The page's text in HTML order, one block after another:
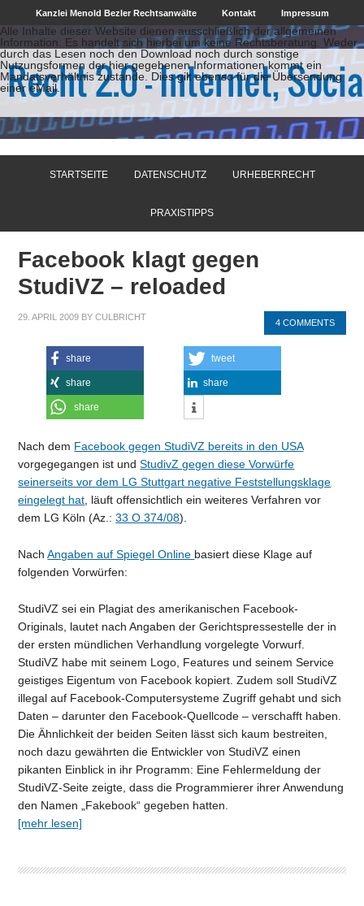
Kanzlei Menold Bezler Rechtsanwälte Kontakt Impressum
Alle Inhalte dieser Website dienen ausschließlich der allgemeinen
Information. Es handelt sich hierbei um keine Rechtsberatung. Weder
durch das Lesen noch den Download noch durch sonstige
Nutzungsformen der hier gegebenen Informationen kommt ein
Mandatsverhältnis zustande. Dies gilt ebenso für die Übersendung
einer eMail.
STARTSEITE DATENSCHUTZ URHEBERRECHT
PRAXISTIPPS
Facebook klagt gegen
StudiVZ – reloaded
29. APRIL 2009 BYCULBRICHT
4 COMMENTS
share tweet
share share
share
Nach dem Facebook gegen StudiVZ bereits in den USA
vorgegegangen ist undStudivZ gegen diese Vorwürfe
seinerseits vor dem LG Stuttgart negative Feststellungsklage
eingelegt hat, läuft offensichtlich ein weiteres Verfahren vor
dem LG Köln (Az.:33 O 374/08).
NachAngaben auf Spiegel Online basiert diese Klage auf
folgenden Vorwürfen:
StudiVZ sei ein Plagiat des amerikanischen Facebook-
Originals, lautet nach Angaben der Gerichtspressestelle der in
der ersten mündlichen Verhandlung vorgelegte Vorwurf.
StudiVZ habe mit seinem Logo, Features und seinem Service
geistiges Eigentum von Facebook kopiert. Zudem soll StudiVZ
illegal auf Facebook-Computersysteme Zugriff gehabt und sich
Daten – darunter den Facebook-Quellcode – verschafft haben.
Die Ähnlichkeit der beiden Seiten lässt sich kaum bestreiten,
noch dazu gewährten die Entwickler von StudiVZ einen
pikanten Einblick in ihr Programm: Eine Fehlermeldung der
StudiVZ-Seite zeigte, dass die Programmierer ihrer Anwendung
den Namen „Fakebook“ gegeben hatten.
[mehr lesen]